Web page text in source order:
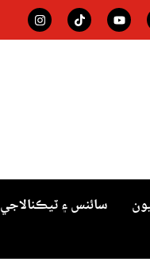
سائنس ۽ ٽيڪنالاجي